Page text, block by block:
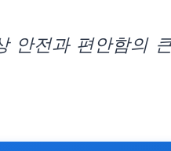
안전과 편안함의